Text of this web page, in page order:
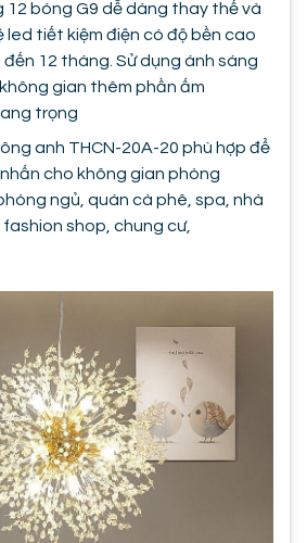
12 bóng G9 dễ dàng thay thế và
led tiết kiệm điện có độ bền cao
12 tháng. Sử dụng ánh sáng
gian thêm phần ấm
trọng
anh THCN-20A-20 phù hợp để
cho không gian phòng
ngủ, quán cà phê, spa, nhà
shop, chung cư,